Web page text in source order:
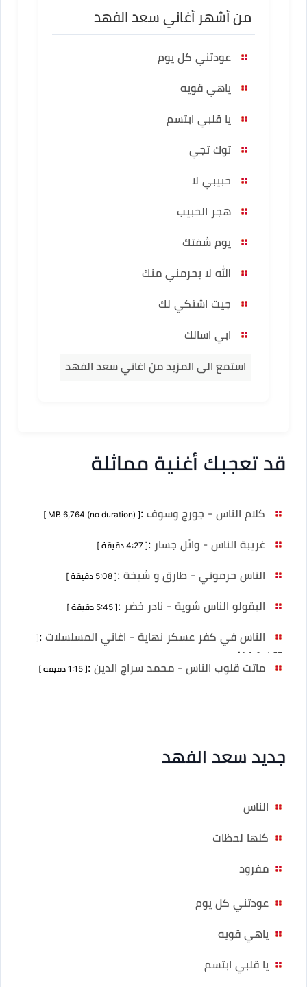
من أشهر أغاني سعد الفهد
عودتني كل يوم
ياهي قويه
يا قلبي ابتسم
توك تجي
حبيبي لا
هجر الحبيب
يوم شفتك
الله لا يحرمني منك
جيت اشتكي لك
ابي اسالك
استمع الى المزيد من اغاني سعد الفهد
قد تعجبك أغنية مماثلة
كلام الناس - جورج وسوف :
[ MB 6,764 (no duration) ]
غريبة الناس - وائل جسار :[ 4:27 دقيقة ]
الناس حرموني - طارق و شيخة :[ 5:08 دقيقة ]
البقولو الناس شوية - نادر خضر :[ 5:45 دقيقة ]
الناس في كفر عسكر نهاية - اغاني المسلسلات :
[
1:57 دقيقة ]
ماتت قلوب الناس - محمد سراج الدين :[ 1:15 دقيقة ]
جديد سعد الفهد
الناس
كلها لحظات
مفرود
عودتني كل يوم
ياهي قويه
يا قلبي ابتسم